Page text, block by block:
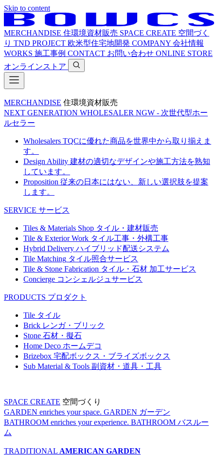
Skip to content
MERCHANDISE 住環境資材販売 SPACE CREATE 空間づく
り TND PROJECT 欧米型住宅地開発 COMPANY 会社情報
WORKS 施工事例 CONTACT お問い合わせ ONLINE STORE
オンラインストア
MERCHANDISE 住環境資材販売
NEXT GENERATION WHOLESALER NGW - 次世代型ホー
ルセラー
Wholesalers TQCに優れた商品を世界中から取り揃えま
す。
Design Ability 建材の適切なデザインや施工方法を熟知
しています。
Proposition 従来の日本にはない、新しい選択肢を提案
します。
SERVICE サービス
Tiles & Materials Shop タイル・建材販売
Tile & Exterior Work タイル工事・外構工事
Hybrid Delivery ハイブリッド配送システム
Tile Matching タイル照合サービス
Tile & Stone Fabrication タイル・石材 加工サービス
Concierge コンシェルジュサービス
PRODUCTS プロダクト
Tile タイル
Brick レンガ・ブリック
Stone 石材・擬石
Home Deco ホームデコ
Brizebox 宅配ボックス・ブライズボックス
Sub Material & Tools 副資材・道具・工具
SPACE CREATE 空間づくり
GARDEN enriches your space. GARDEN ガーデン
BATHROOM enriches your experience. BATHROOM バスルー
ム
TRADITIONAL AMERICAN GARDEN